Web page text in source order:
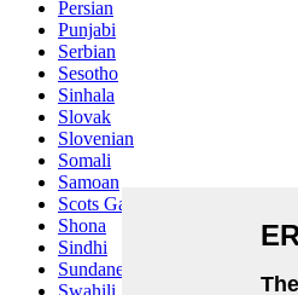
Persian
Punjabi
Serbian
Sesotho
Sinhala
Slovak
Slovenian
Somali
Samoan
Scots Gaelic
Shona
Sindhi
Sundanese
Swahili